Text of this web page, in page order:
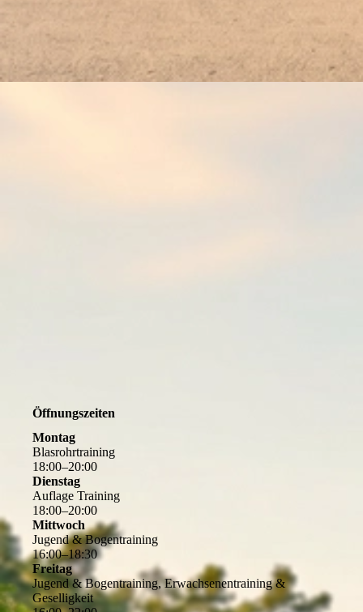
Öffnungszeiten
Montag
Blasrohrtraining
18:00–20:00
Dienstag
Auflage Training
18:00–20:00
Mittwoch
Jugend & Bogentraining
16:00–18:30
Freitag
Jugend & Bogentraining, Erwachsenentraining &
Geselligkeit